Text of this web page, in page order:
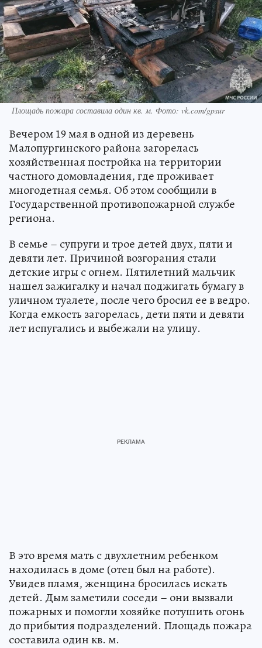
Площадь пожара составила один кв. м. Фото: vk.com/gpsur
Вечером 19 мая в одной из деревень
Малопургинского района загорелась
хозяйственная постройка на территории
частного домовладения, где проживает
многодетная семья. Об этом сообщили в
Государственной противопожарной службе
региона.
В семье – супруги и трое детей двух, пяти и
девяти лет. Причиной возгорания стали
детские игры с огнем. Пятилетний мальчик
нашел зажигалку и начал поджигать бумагу в
уличном туалете, после чего бросил ее в ведро.
Когда емкость загорелась, дети пяти и девяти
лет испугались и выбежали на улицу.
В это время мать с двухлетним ребенком
находилась в доме (отец был на работе).
Увидев пламя, женщина бросилась искать
детей. Дым заметили соседи – они вызвали
пожарных и помогли хозяйке потушить огонь
до прибытия подразделений. Площадь пожара
составила один кв. м.